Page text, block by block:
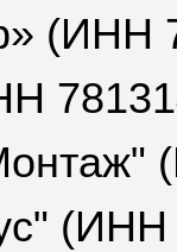
(ИНН
(ИНН